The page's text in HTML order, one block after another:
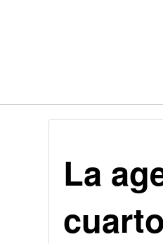
La